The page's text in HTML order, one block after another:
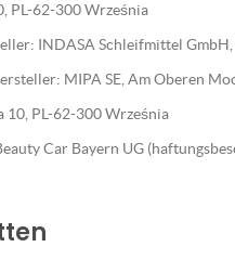
PL-62-300 Września
INDASA Schleifmittel
MIPA SE, Am Oberen
10, PL-62-300 Września
Car Bayern UG